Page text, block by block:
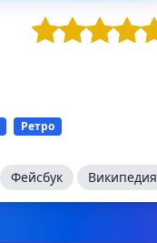
Ретро
Фейсбук Википедия